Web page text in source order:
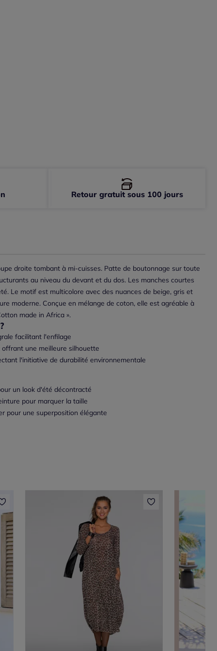
droite tombant à mi-cuisses. Patte de boutonnage sur toute
au niveau du devant et du dos. Les manches courtes
Le motif est multicolore avec des nuances de beige, gris et
moderne. Conçue en mélange de coton, elle est agréable à
made in Africa ».
facilitant l'enfilage
une meilleure silhouette
l'initiative de durabilité environnementale
un look d'été décontracté
pour marquer la taille
pour une superposition élégante
Retour gratuit sous 100 jours